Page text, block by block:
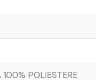
POLIESTERE